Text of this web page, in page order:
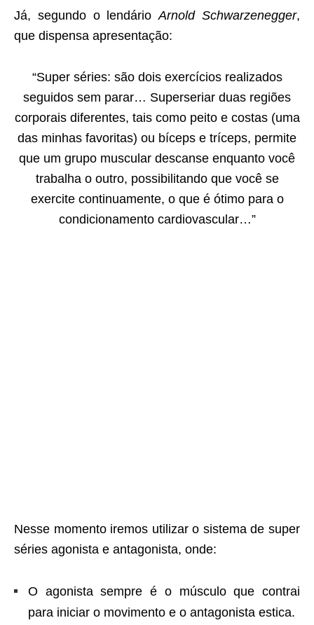
Já, segundo o lendárioArnold Schwarzenegger,
que dispensa apresentação:
“Super séries: são dois exercícios realizados
seguidos sem parar… Superseriar duas regiões
corporais diferentes, tais como peito e costas (uma
das minhas favoritas) ou bíceps e tríceps, permite
que um grupo muscular descanse enquanto você
trabalha o outro, possibilitando que você se
exercite continuamente, o que é ótimo para o
condicionamento cardiovascular…”
Nesse momento iremos utilizar o sistema de super
séries agonista e antagonista, onde:
O agonista sempre é o músculo que contrai
para iniciar o movimento e o antagonista estica.